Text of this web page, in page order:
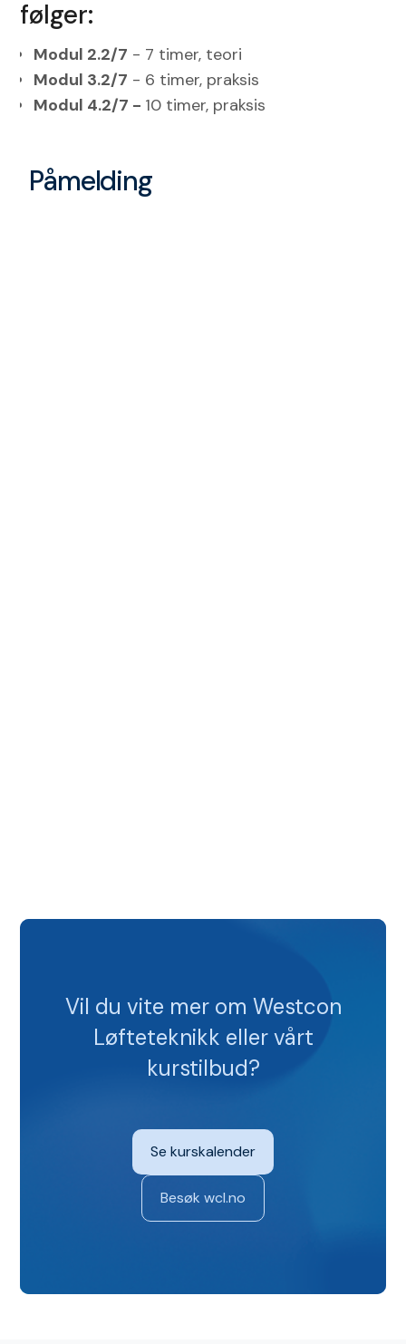
følger:
Modul 2.2/7 - 7 timer, teori
Modul 3.2/7 - 6 timer, praksis
Modul 4.2/7 - 10 timer, praksis
Påmelding
Vil du vite mer om Westcon
Løfteteknikk eller vårt
kurstilbud?
Se kurskalender
Besøk wcl.no